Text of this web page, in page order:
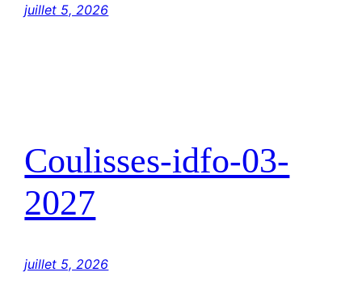
juillet 5, 2026
Coulisses-idfo-03-
2027
juillet 5, 2026